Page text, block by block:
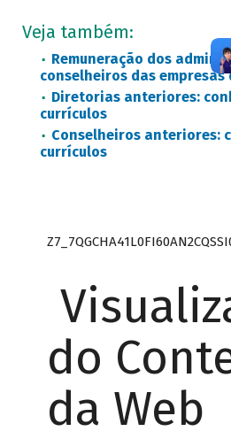
Veja também:
Remuneração dos
conselheiros das empresas
Diretorias anteriores:
currículos
Conselheiros anteriores:
currículos
do
da Web